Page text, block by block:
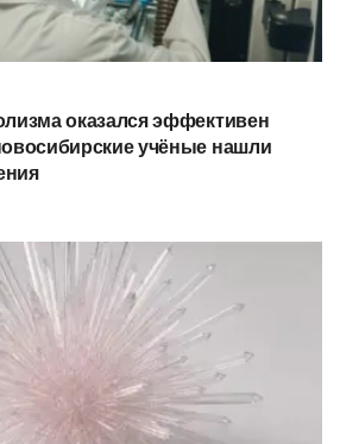
оказался эффективен
учёные нашли